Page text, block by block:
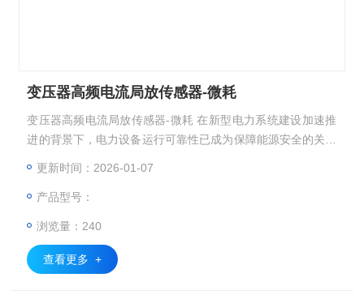
变压器高频电流局放传感器-微耗
变压器高频电流局放传感器-微耗 在新型电力系统建设加速推
进的背景下，电力设备运行可靠性已成为保障能源安全的关键
解析一项融合多模态感知与智能分析的电力装备健康管理方
更新时间：2026-01-07
产品型号：
浏览量：240
查看更多 +